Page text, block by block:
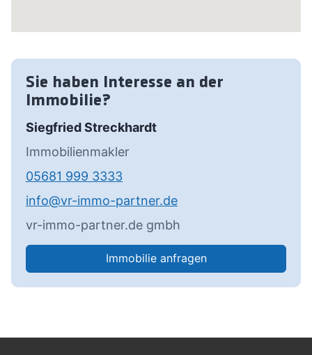
Sie haben Interesse an der
Immobilie?
Siegfried Streckhardt
Immobilienmakler
05681 999 3333
info@vr-immo-partner.de
vr-immo-partner.de gmbh
Immobilie anfragen